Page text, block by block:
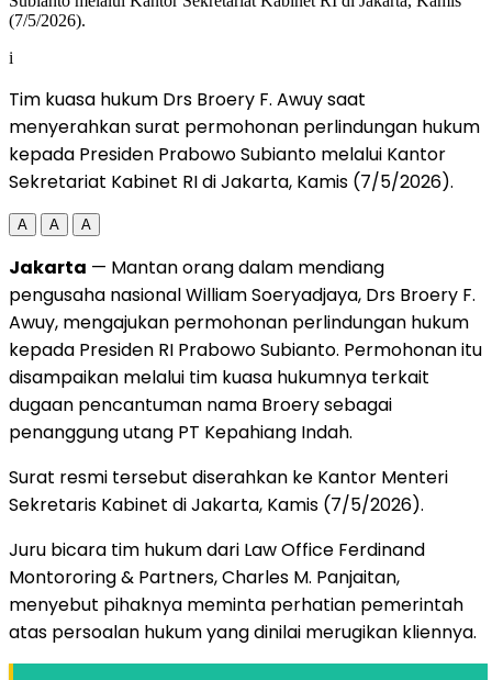
i
Tim kuasa hukum Drs Broery F. Awuy saat
menyerahkan surat permohonan perlindungan hukum
kepada Presiden Prabowo Subianto melalui Kantor
Sekretariat Kabinet RI di Jakarta, Kamis (7/5/2026).
A A A
Jakarta — Mantan orang dalam mendiang
pengusaha nasional William Soeryadjaya, Drs Broery F.
Awuy, mengajukan permohonan perlindungan hukum
kepada Presiden RI Prabowo Subianto. Permohonan itu
disampaikan melalui tim kuasa hukumnya terkait
dugaan pencantuman nama Broery sebagai
penanggung utang PT Kepahiang Indah.
Surat resmi tersebut diserahkan ke Kantor Menteri
Sekretaris Kabinet di Jakarta, Kamis (7/5/2026).
Juru bicara tim hukum dari Law Office Ferdinand
Montororing & Partners, Charles M. Panjaitan,
menyebut pihaknya meminta perhatian pemerintah
atas persoalan hukum yang dinilai merugikan kliennya.